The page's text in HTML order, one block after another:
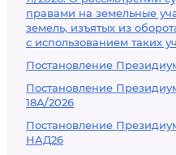
правами на земельные
земель, изъятых из
с использованием таких
Постановление
Постановление
18А/2026
Постановление
НАД26